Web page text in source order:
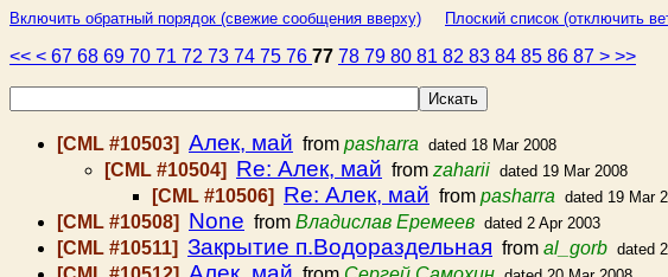
Включить обратный порядок (свежие сообщения вверху) Плоский список (отключить
<< < 67 68 69 70 71 72 73 74 75 76 77 78 79 80 81 82 83 84 85 86 87 > >>
[CML #10503] Алек, май from pasharra dated 18 Mar 2008
[CML #10504] Re: Алек, май from zaharii dated 19 Mar 2008
[CML #10506] Re: Алек, май from pasharra dated 19 Mar
[CML #10508] None from Владислав Еремеев dated 2 Apr 2003
[CML #10511] Закрытие п.Водораздельная from al_gorb dated